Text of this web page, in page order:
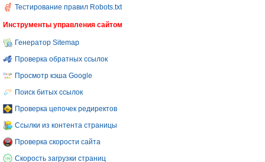
Тестирование правил Robots.txt
Инструменты управления сайтом
Генератор Sitemap
Проверка обратных ссылок
Просмотр кэша Google
Поиск битых ссылок
Проверка цепочек редиректов
Ссылки из контента страницы
Проверка скорости сайта
Скорость загрузки страниц